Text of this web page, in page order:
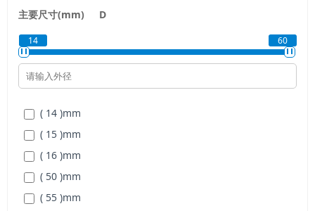
( 45 )mm
( 50 )
主要尺寸(mm) D
14 60
( 14 )mm
( 15 )mm
( 16 )mm
( 50 )mm
( 55 )mm